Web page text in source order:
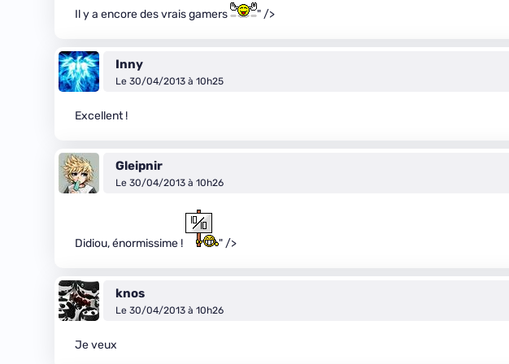
Il y a encore des vrais gamers " />
Inny
Le 30/04/2013 à 10h25
Excellent !
Gleipnir
Le 30/04/2013 à 10h26
Didiou, énormissime ! " />
knos
Le 30/04/2013 à 10h26
Je veux